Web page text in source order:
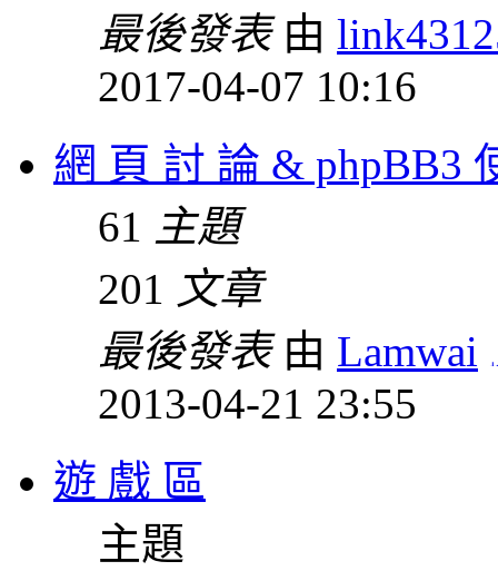
最後發表由
2017-04-07 10:16
網 頁 討 論 & phpBB3
61
主題
201 文章
最後發表由 Lamwai
2013-04-21 23:55
遊 戲 區
主題